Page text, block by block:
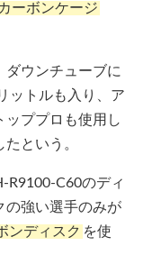
ーボンケージ
ダウンチューブに
ットルも入り、ア
ッププロも使用し
という。
R9100-C60のディ
の強い選手のみが
ンディスク を使